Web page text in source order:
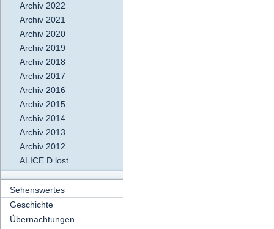
Archiv 2022
Archiv 2021
Archiv 2020
Archiv 2019
Archiv 2018
Archiv 2017
Archiv 2016
Archiv 2015
Archiv 2014
Archiv 2013
Archiv 2012
ALICE D lost
Sehenswertes
Geschichte
Übernachtungen